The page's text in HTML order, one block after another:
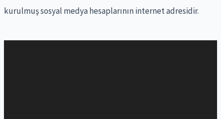
:kurulmuş sosyal medya hesaplarının internet adresidir.